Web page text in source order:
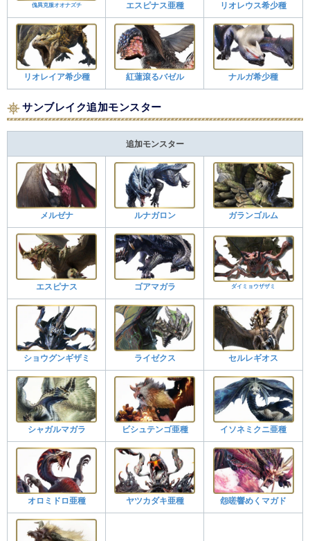
傀異克服オオナズチ エスピナス亜種 リオレウス希少種
リオレイア希少種 紅蓮滾るバゼル ナルガ希少種
サンブレイク追加モンスター
追加モンスター
メルゼナ ルナガロン ガランゴルム
エスピナス ゴアマガラ ダイミョウザザミ
ショウグンギザミ ライゼクス セルレギオス
シャガルマガラ ビシュテンゴ亜種 イソネミクニ亜種
オロミドロ亜種 ヤツカダキ亜種 怨嗟響めくマガド